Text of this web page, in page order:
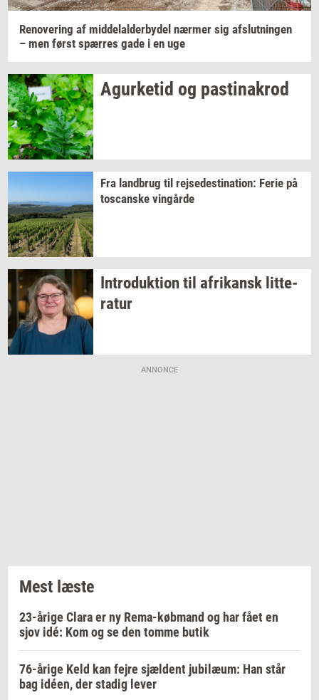
Renove­ring af mid­delal­der­by­del nær­mer sig af­slut­nin­gen
– men først spær­res gade i en uge
Agur­ke­tid og pa­stina­krod
Fra land­brug til rej­se­desti­na­tion: Ferie på
toscan­ske vin­går­de
In­tro­duk­tiontil afri­kansk lit­te­
ra­tur
ANNONCE
Mest læste
23-årige Clara er ny Rema-købmand og har fået en
sjov idé: Kom og se den tomme butik
76-årige Keld kan fejre sjældent jubilæum: Han står
bag idéen, der stadig lever